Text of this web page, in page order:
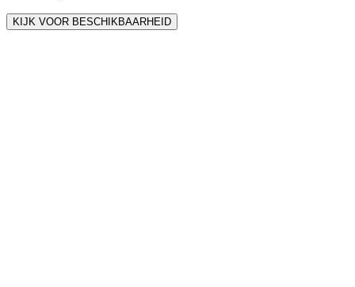
KIJK VOOR BESCHIKBAARHEID